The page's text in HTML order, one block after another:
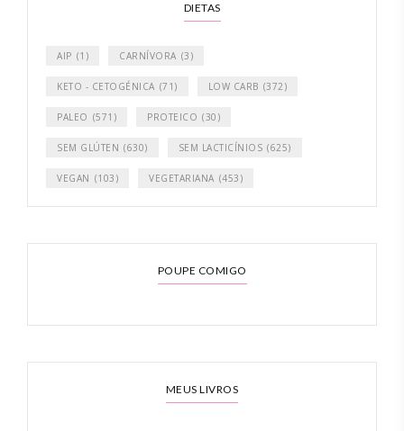
DIETAS
AIP (1) CARNÍVORA (3)
KETO - CETOGÉNICA (71) LOW CARB (372)
PALEO (571) PROTEICO (30)
SEM GLÚTEN (630) SEM LACTICÍNIOS (625)
VEGAN (103) VEGETARIANA (453)
POUPE COMIGO
MEUS LIVROS